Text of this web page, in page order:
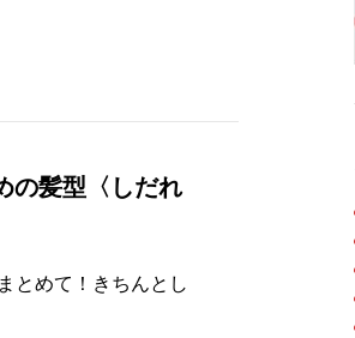
の髪型〈しだれ
とめて！きちんとし